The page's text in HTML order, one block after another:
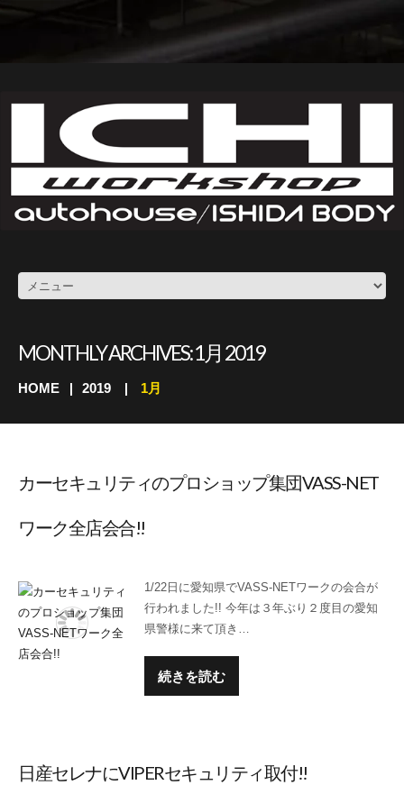
MONTHLY ARCHIVES:1月 2019
HOME 2019 1月
カーセキュリティのプロショップ集団VASS-NET
ワーク全店会合!!
1/22日に愛知県でVASS-NETワークの会合が
行われました!! 今年は３年ぶり２度目の愛知
県警様に来て頂き…
続きを読む
日産セレナにVIPERセキュリティ取付!!